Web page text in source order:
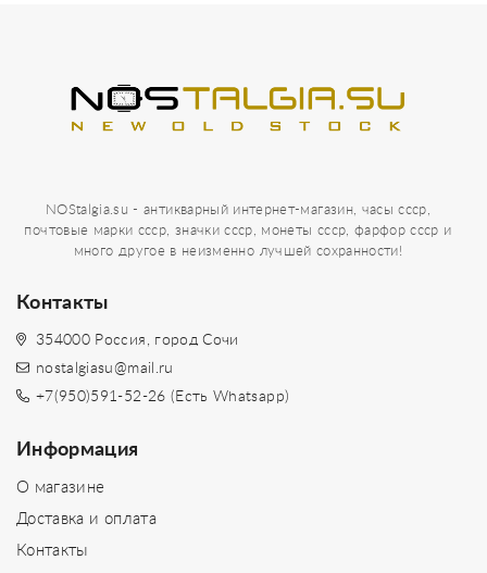
NOStalgia.su - антикварный интернет-магазин, часы ссср,
почтовые марки ссср, значки ссср, монеты ссср, фарфор ссср и
много другое в неизменно лучшей сохранности!
Контакты
354000 Россия, город Сочи
nostalgiasu@mail.ru
+7(950)591-52-26 (Есть Whatsapp)
Информация
О магазине
Доставка и оплата
Контакты